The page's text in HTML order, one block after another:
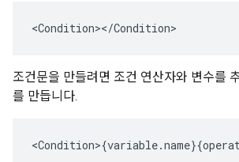
<Condition></Condition>
조건문을 만들려면 조건 연산자와 변수를
를 만듭니다.
<Condition>{variable.name}{